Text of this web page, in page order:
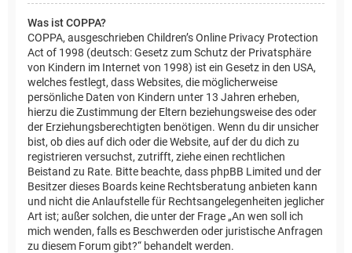
Was ist COPPA?
COPPA, ausgeschrieben Children’s Online Privacy Protection
Act of 1998 (deutsch: Gesetz zum Schutz der Privatsphäre
von Kindern im Internet von 1998) ist ein Gesetz in den USA,
welches festlegt, dass Websites, die möglicherweise
persönliche Daten von Kindern unter 13 Jahren erheben,
hierzu die Zustimmung der Eltern beziehungsweise des oder
der Erziehungsberechtigten benötigen. Wenn du dir unsicher
bist, ob dies auf dich oder die Website, auf der du dich zu
registrieren versuchst, zutrifft, ziehe einen rechtlichen
Beistand zu Rate. Bitte beachte, dass phpBB Limited und der
Besitzer dieses Boards keine Rechtsberatung anbieten kann
und nicht die Anlaufstelle für Rechtsangelegenheiten jeglicher
Art ist; außer solchen, die unter der Frage „An wen soll ich
mich wenden, falls es Beschwerden oder juristische Anfragen
zu diesem Forum gibt?“ behandelt werden.